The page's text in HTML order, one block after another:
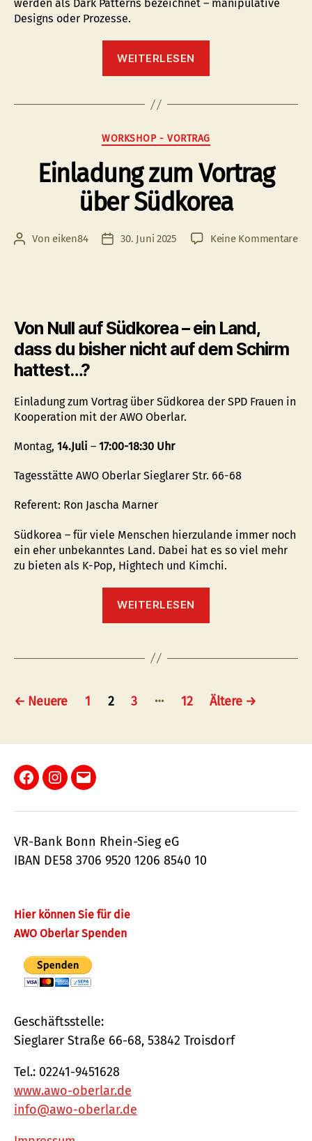
werden als Dark Patterns bezeichnet – manipulative
Designs oder Prozesse.
WEITERLESEN
Kategorien
WORKSHOP - VORTRAG
Einladung zum Vortrag
über Südkorea
Beitragsautor
Von eiken84 Veröffentlichungsdatum
30. Juni 2025 Keine Kommentarezu
Von Null auf Südkorea – ein Land,
dass du bisher nicht auf dem Schirm
hattest…?
Einladung zum Vortrag über Südkorea der SPD Frauen in
Kooperation mit der AWO Oberlar.
Montag, 14.Juli – 17:00-18:30 Uhr
Tagesstätte AWO Oberlar Sieglarer Str. 66-68
Referent: Ron Jascha Marner
Südkorea – für viele Menschen hierzulande immer noch
ein eher unbekanntes Land. Dabei hat es so viel mehr
zu bieten als K-Pop, Hightech und Kimchi.
WEITERLESEN
Südkorea”
Seitennummerierung
Beiträge
← Neuere 1 2 3 … 12 Ältere →
Facebook
Instagram
E-
VR-Bank Bonn Rhein-Sieg eG
IBAN DE58 3706 9520 1206 8540 10
Hier können Sie für die
AWO Oberlar Spenden
Geschäftsstelle:
Sieglarer Straße 66-68, 53842 Troisdorf
Tel.: 02241-9451628
www.awo-oberlar.de
info@awo-oberlar.de